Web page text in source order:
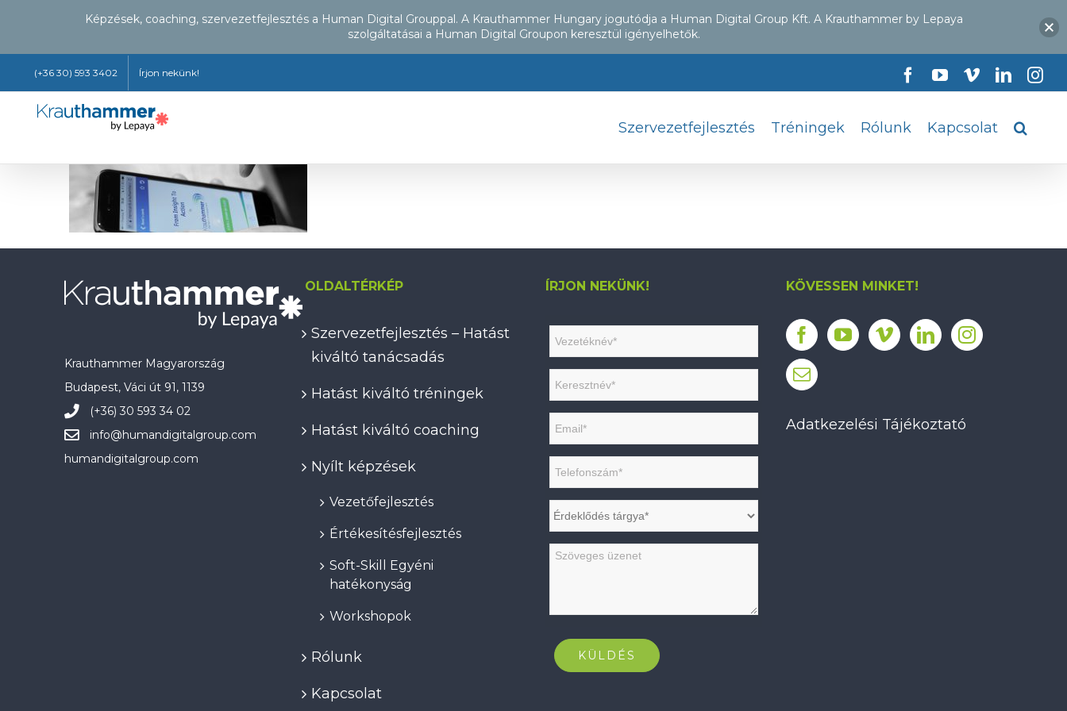
(+36 30) 593 3402 Írjon nekünk! Facebook
YouTube
Vimeo
Szervezetfejlesztés Tréningek Rólunk Kapcsolat
Krauthammer Magyarország
Budapest, Váci út 91, 1139
(+36) 30 593 34 02
info@humandigitalgroup.com
humandigitalgroup.com
OLDALTÉRKÉP
Szervezetfejlesztés – Hatást
kiváltó tanácsadás
Hatást kiváltó tréningek
Hatást kiváltó coaching
Nyílt képzések
Vezetőfejlesztés
Értékesítésfejlesztés
Soft-Skill Egyéni
hatékonyság
Workshopok
Rólunk
Kapcsolat
ÍRJON NEKÜNK! KÖVESSEN MINKET!
Adatkezelési Tájékoztató
Képzések, coaching, szervezetfejlesztés a Human Digital Grouppal. A Krauthammer Hungary jogutódja a Human Digital Group Kft. A Krauthammer by Lepaya
szolgáltatásai a Human Digital Groupon keresztül igényelhetők.